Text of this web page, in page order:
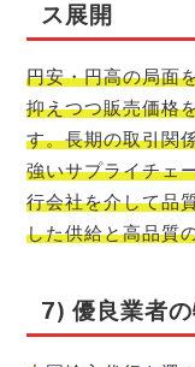
ス展開
円安・円高の局面
抑えつつ販売価格
す。長期の取引関
強いサプライチェ
行会社を介して品
した供給と高品質
7) 優良業者